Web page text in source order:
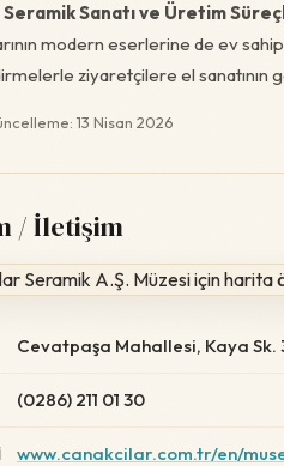
Seramik Sanatı ve Üretim
modern eserlerine de ev
ziyaretçilere el sanatının
13 Nisan 2026
/ İletişim
Cevatpaşa Mahallesi, Kaya Sk.
(0286) 211 01 30
www.canakcilar.com.tr/en/